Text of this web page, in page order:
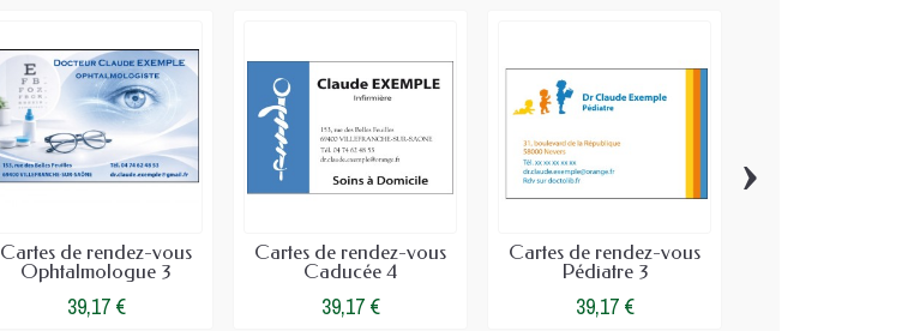
Cartes de rendez-vous
Ophtalmologue 3
39,17 €
Cartes de rendez-vous
Caducée 4
39,17 €
Cartes de rendez-vous
Pédiatre 3
39,17 €
›